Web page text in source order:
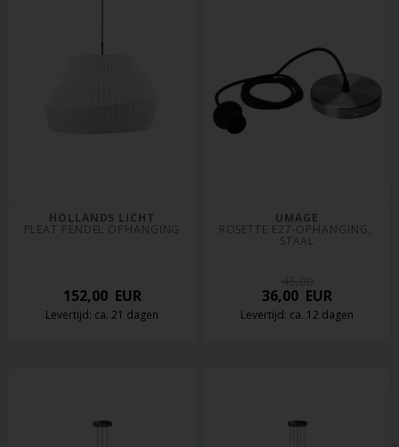
HOLLANDS LICHT
PLEAT PENDEL OPHANGING
152,00EUR
Levertijd: ca. 21 dagen
UMAGE
ROSETTE E27-OPHANGING,
STAAL
36,00 EUR
Levertijd: ca. 12 dagen